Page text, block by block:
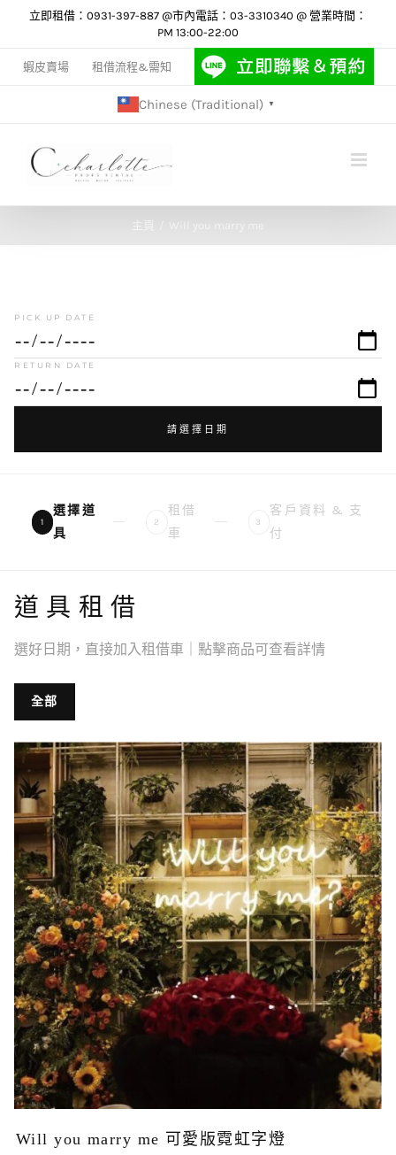
content
立即租借：0931-397-887 @市內電話：03-3310340 @ 營業時間：
PM 13:00-22:00
蝦皮賣場 租借流程&需知
Chinese (Traditional) ▼
Will you marry me
PICK UP DATE
RETURN DATE
請選擇日期
1
選擇道
具
2
租借
車
3
客戶資料 & 支
付
道具租借
選好日期，直接加入租借車｜點擊商品可查看詳情
全部
Will you marry me 可愛版霓虹字燈